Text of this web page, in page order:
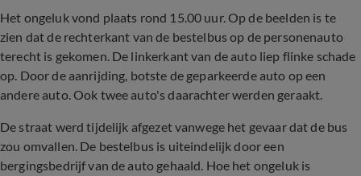
Het ongeluk vond plaats rond 15.00 uur. Op de beelden is te
zien dat de rechterkant van de bestelbus op de personenauto
terecht is gekomen. De linkerkant van de auto liep flinke schade
op. Door de aanrijding, botste de geparkeerde auto op een
andere auto. Ook twee auto's daarachter werden geraakt.
De straat werd tijdelijk afgezet vanwege het gevaar dat de bus
zou omvallen. De bestelbus is uiteindelijk door een
bergingsbedrijf van de auto gehaald. Hoe het ongeluk is